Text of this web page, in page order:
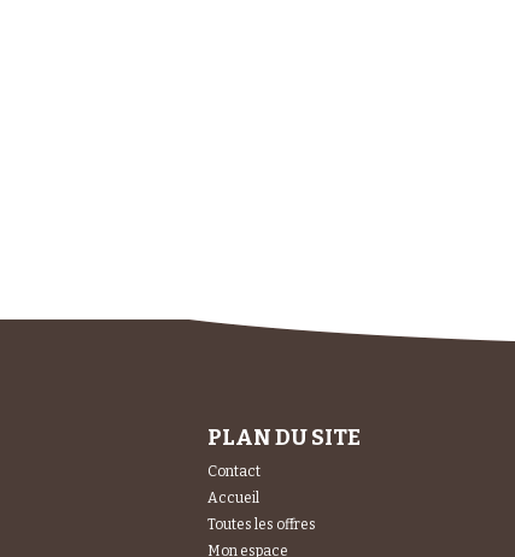
PLAN DU SITE
Contact
Accueil
Toutes les offres
Mon espace